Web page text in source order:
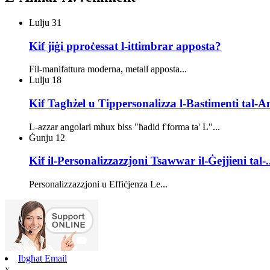
Lulju 31
Kif jiġi pproċessat l-ittimbrar apposta?
Fil-manifattura moderna, metall apposta...
Lulju 18
Kif Tagħżel u Tippersonalizza l-Bastimenti tal-
L-azzar angolari mhux biss "ħadid f'forma ta' L"...
Ġunju 12
Kif il-Personalizzazzjoni Tsawwar il-Ġejjieni tal-
Personalizzazzjoni u Effiċjenza Le...
Ibgħat Email